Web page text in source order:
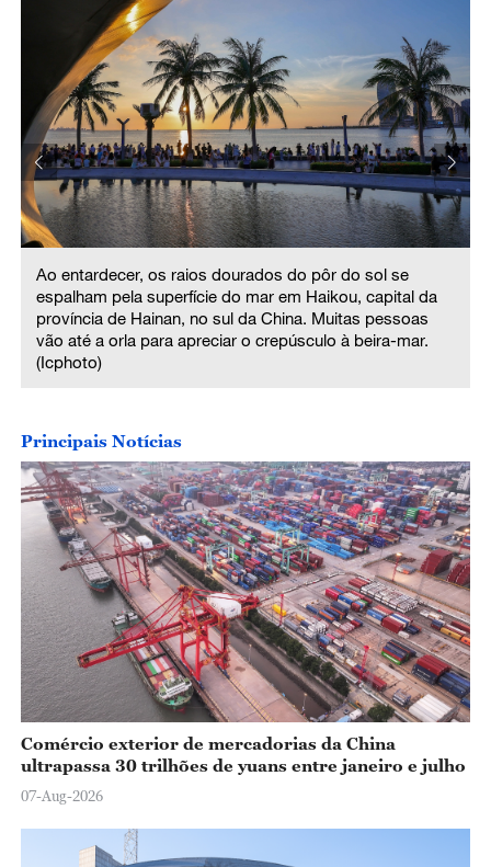
Ao entardecer, os raios dourados do pôr do sol se
espalham pela superfície do mar em Haikou, capital da
província de Hainan, no sul da China. Muitas pessoas
vão até a orla para apreciar o crepúsculo à beira-mar.
(Icphoto)
Principais Notícias
Comércio exterior de mercadorias da China
ultrapassa 30 trilhões de yuans entre janeiro e julho
07-Aug-2026